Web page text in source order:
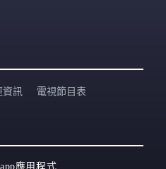
資訊 電視節目表
應用程式